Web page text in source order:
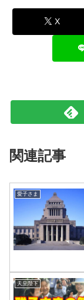
X
関連記事
愛子さま
天皇陛下